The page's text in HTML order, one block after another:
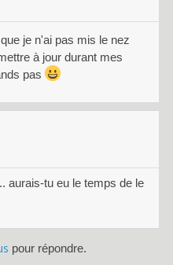
je n'ai pas mis le nez
à jour durant mes
pas
aurais-tu eu le temps de le
pour répondre.